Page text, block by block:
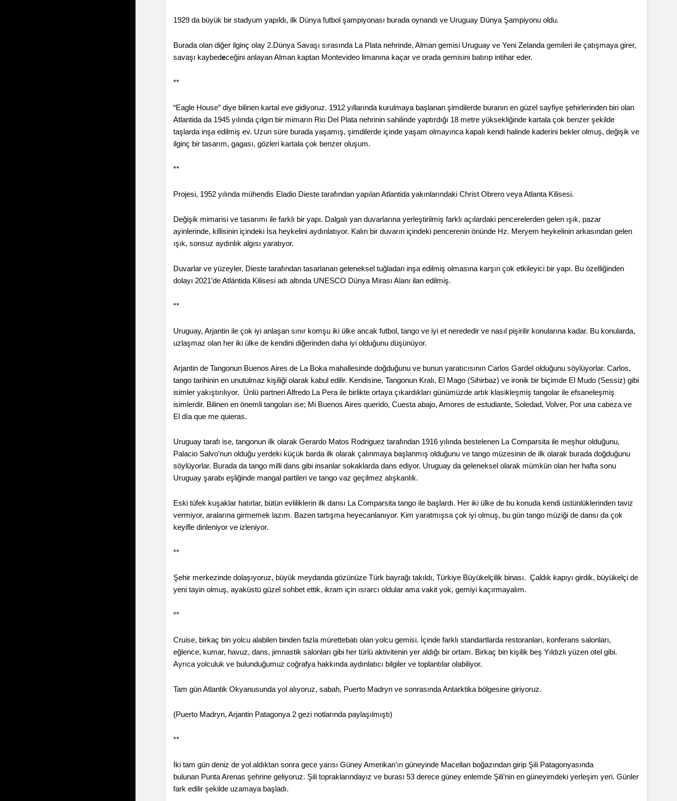
1929 da büyük bir stadyum yapıldı, ilk Dünya futbol şampiyonası burada oynandı ve Uruguay Dünya Şampiyonu oldu.
Burada olan diğer ilginç olay 2.Dünya Savaşı sırasında La Plata nehrinde, Alman gemisi Uruguay ve Yeni Zelanda gemileri ile çatışmaya girer,
savaşı kaybedeceğini anlayan Alman kaptan Montevideo limanına kaçar ve orada gemisini batırıp intihar eder.
**
“Eagle House” diye bilinen kartal eve gidiyoruz. 1912 yıllarında kurulmaya başlanan şimdilerde buranın en güzel sayfiye şehirlerinden biri olan
Atlantida da 1945 yılında çılgın bir mimarın Rio Del Plata nehrinin sahilinde yaptırdığı 18 metre yüksekliğinde kartala çok benzer şekilde
taşlarda inşa edilmiş ev. Uzun süre burada yaşamış, şimdilerde içinde yaşam olmayınca kapalı kendi halinde kaderini bekler olmuş, değişik ve
ilginç bir tasarım, gagası, gözleri kartala çok benzer oluşum.
**
Projesi, 1952 yılında mühendis Eladio Dieste tarafından yapılan Atlantida yakınlarındaki Christ Obrero veya Atlanta Kilisesi.
Değişik mimarisi ve tasarımı ile farklı bir yapı. Dalgalı yan duvarlarına yerleştirilmiş farklı açılardaki pencerelerden gelen ışık, pazar
ayinlerinde, killisinin içindeki İsa heykelini aydınlatıyor. Kalın bir duvarın içindeki pencerenin önünde Hz. Meryem heykelinin arkasından gelen
ışık, sonsuz aydınlık algısı yaratıyor.
Duvarlar ve yüzeyler, Dieste tarafından tasarlanan geleneksel tuğladan inşa edilmiş olmasına karşın çok etkileyici bir yapı. Bu özelliğinden
dolayı 2021’de Atlántida Kilisesi adı altında UNESCO Dünya Mirası Alanı ilan edilmiş.
**
Uruguay, Arjantin ile çok iyi anlaşan sınır komşu iki ülke ancak futbol, tango ve iyi et nerededir ve nasıl pişirilir konularına kadar. Bu konularda,
uzlaşmaz olan her iki ülke de kendini diğerinden daha iyi olduğunu düşünüyor.
Arjantin de Tangonun Buenos Aires de La Boka mahallesinde doğduğunu ve bunun yaratıcısının Carlos Gardel olduğunu söylüyorlar. Carlos,
tango tarihinin en unutulmaz kişiliği olarak kabul edilir. Kendisine, Tangonun Kralı, El Mago (Sihirbaz) ve ironik bir biçimde El Mudo (Sessiz) gibi
isimler yakıştırılıyor. Ünlü partneri Alfredo La Pera ile birlikte ortaya çıkardıkları günümüzde artık klasikleşmiş tangolar ile efsaneleşmiş
isimlerdir. Bilinen en önemli tangoları ise; Mi Buenos Aires querido, Cuesta abajo, Amores de estudiante, Soledad, Volver, Por una cabeza ve
El día que me quieras.
Uruguay tarafı ise, tangonun ilk olarak Gerardo Matos Rodriguez tarafından 1916 yılında bestelenen La Comparsita ile meşhur olduğunu,
Palacio Salvo’nun olduğu yerdeki küçük barda ilk olarak çalınmaya başlanmış olduğunu ve tango müzesinin de ilk olarak burada doğduğunu
söylüyorlar. Burada da tango milli dans gibi insanlar sokaklarda dans ediyor. Uruguay da geleneksel olarak mümkün olan her hafta sonu
Uruguay şarabı eşliğinde mangal partileri ve tango vaz geçilmez alışkanlık.
Eski tüfek kuşaklar hatırlar, bütün evliliklerin ilk dansı La Comparsita tango ile başlardı. Her iki ülke de bu konuda kendi üstünlüklerinden taviz
vermiyor, aralarına girmemek lazım. Bazen tartışma heyecanlanıyor. Kim yaratmışsa çok iyi olmuş, bu gün tango müziği de dansı da çok
keyifle dinleniyor ve izleniyor.
**
Şehir merkezinde dolaşıyoruz, büyük meydanda gözünüze Türk bayrağı takıldı, Türkiye Büyükelçilik binası. Çaldık kapıyı girdik, büyükelçi de
yeni tayin olmuş, ayaküstü güzel sohbet ettik, ikram için ısrarcı oldular ama vakit yok, gemiyi kaçırmayalım.
**
Cruise, birkaç bin yolcu alabilen binden fazla mürettebatı olan yolcu gemisi. İçinde farklı standartlarda restoranları, konferans salonları,
eğlence, kumar, havuz, dans, jimnastik salonları gibi her türlü aktivitenin yer aldığı bir ortam. Birkaç bin kişilik beş Yıldızlı yüzen otel gibi.
Ayrıca yolculuk ve bulunduğumuz coğrafya hakkında aydınlatıcı bilgiler ve toplantılar olabiliyor.
Tam gün Atlantik Okyanusunda yol alıyoruz, sabah, Puerto Madryn ve sonrasında Antarktika bölgesine giriyoruz.
(Puerto Madryn, Arjantin Patagonya 2 gezi notlarında paylaşılmıştı)
**
İki tam gün deniz de yol aldıktan sonra gece yarısı Güney Amerikan’ın güneyinde Macellan boğazından girip Şili Patagonyasında
bulunan Punta Arenas şehrine geliyoruz. Şili topraklarındayız ve burası 53 derece güney enlemde Şili’nin en güneyimdeki yerleşim yeri. Günler
fark edilir şekilde uzamaya başladı.